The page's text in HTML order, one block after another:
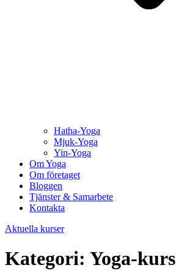
Hatha-Yoga
Mjuk-Yoga
Yin-Yoga
Om Yoga
Om företaget
Bloggen
Tjänster & Samarbete
Kontakta
Aktuella kurser
Kategori: Yoga-kurs